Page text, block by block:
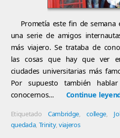
Prometía este fin de
una serie de amigos
más viajero. Se trataba de
las cosas que hay que ver
ciudades universitarias más
Por supuesto también
conocernos…
Continue
Etiquetado Cambridge,college,
quedada, Trinity,viajeros